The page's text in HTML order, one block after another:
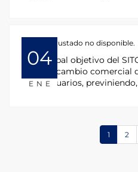
04
ENE
HTML incrustado no disponible.
El principal objetivo del
del intercambio comercial
agropecuarios,
1 2